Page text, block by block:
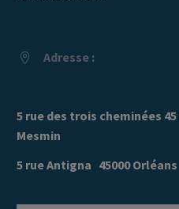

 Adresse :
5 rue des trois cheminées
Mesmin
5 rue Antigna 45000 Orléans